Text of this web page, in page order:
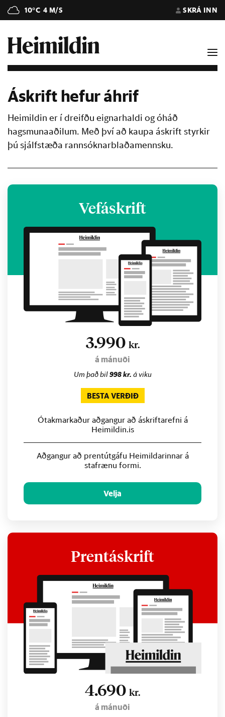
10°C 4 M/S SKRÁ INN
Áskrift hefur áhrif
Heimildin er í dreifðu eignarhaldi og óháð
hagsmunaaðilum. Með því að kaupa áskrift styrkir
þú sjálfstæða rannsóknarblaðamennsku.
Vefáskrift
3.990 kr.
á mánuði
Um það bil998 kr. á viku
BESTA VERÐIÐ
Ótakmarkaður aðgangur að áskriftarefni á
Heimildin.is
Aðgangur að prentútgáfu Heimildarinnar á
stafrænu formi.
Velja
Prentáskrift
4.690 kr.
á mánuði